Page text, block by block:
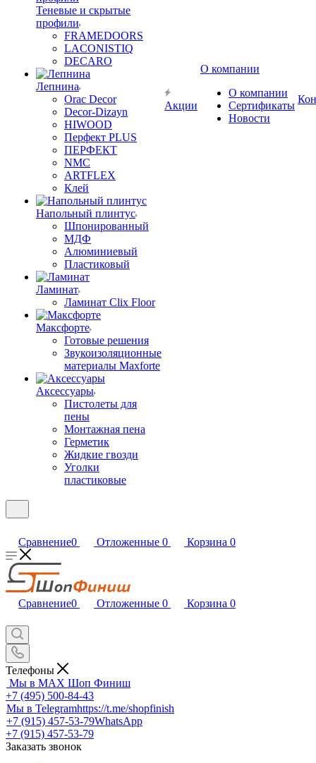
Теневые и скрытые
профили
FRAMEDOORS
LACONISTIQ
DECARO
Лепнина
Orac Decor
Decor-Dizayn
HIWOOD
Перфект PLUS
ПЕРФЕКТ
NMC
ARTFLEX
Клей
Напольный плинтус
Шпонированный
МДФ
Алюминиевый
Пластиковый
Ламинат
Ламинат Clix Floor
Максфорте
Готовые решения
Звукоизоляционные
материалы Maxforte
Аксессуары
Пистолеты для
пены
Монтажная пена
Герметик
Жидкие гвозди
Уголки
пластиковые
Акции
О компании
О компании
Сертификаты
Новости
Сравнение0 Отложенные 0 Корзина 0
Сравнение0 Отложенные 0 Корзина 0
Телефоны
Мы в MAX Шоп Финиш
+7 (495) 500-84-43
Мы в Telegramhttps://t.me/shopfinish
+7 (915) 457-53-79WhatsApp
+7 (915) 457-53-79
Заказать звонок